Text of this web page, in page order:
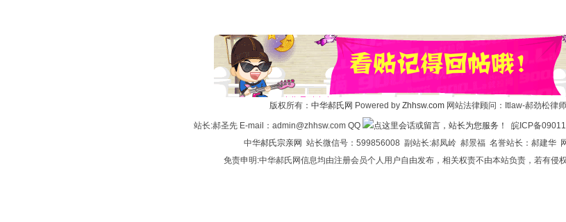
版权所有： 中华郝氏网 Powered by Zhhsw.com 网站法律顾问：Itlaw-郝劲松律
站长:郝圣先 E-mail：admin@zhhsw.com QQ 皖ICP备
中华郝氏宗亲网 站长微信号：599856008 副站长:郝凤岭 郝景福 名誉站长：郝建华
免责申明:中华郝氏网信息均由注册会员个人用户自由发布，相关权责不由本站负责，若有侵